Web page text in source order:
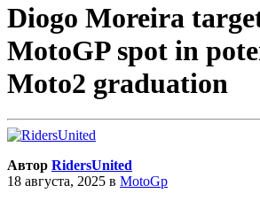
Diogo Moreira
MotoGP spot in
Moto2 graduation
Автор RidersUnited
18 августа, 2025 в MotoGp